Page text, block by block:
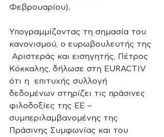
Φεβρουαρίου).
Υπογραμμίζοντας τη σημασία του
κανονισμού, ο ευρωβουλευτής της
Αριστεράς και εισηγητής, Πέτρος
Κόκκαλης, δήλωσε στη EURACTIV
ότι η  επιτυχής συλλογή
δεδομένων στηρίζει τις πράσινες
φιλοδοξίες της ΕΕ –
συμπεριλαμβανομένης της
Πράσινης Συμφωνίας και του